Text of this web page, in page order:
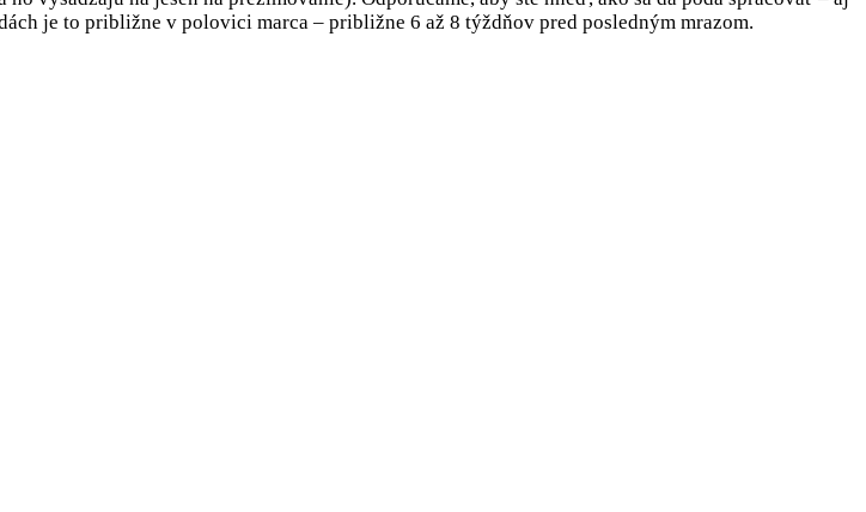
je to približne v polovici marca – približne 6 až 8 týždňov pred posledným mrazom.